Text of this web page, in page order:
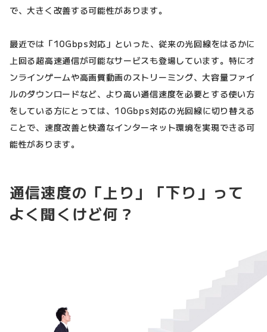
で、大きく改善する可能性があります。
最近では「10Gbps対応」といった、従来の光回線をはるかに
上回る超高速通信が可能なサービスも登場しています。特にオ
ンラインゲームや高画質動画のストリーミング、大容量ファイ
ルのダウンロードなど、より高い通信速度を必要とする使い方
をしている方にとっては、10Gbps対応の光回線に切り替える
ことで、速度改善と快適なインターネット環境を実現できる可
能性があります。
通信速度の「上り」「下り」って
よく聞くけど何？